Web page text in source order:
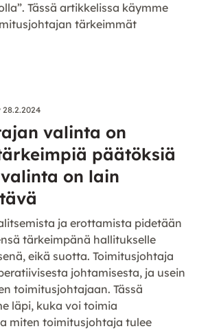
Tässä artikkelissa käymme
tärkeimmät
valinta on
päätöksiä
on lain
ja erottamista pidetään
tärkeimpänä hallitukselle
eikä suotta. Toimitusjohtaja
johtamisesta, ja usein
toimitusjohtajaan. Tässä
läpi, kuka voi toimia
miten toimitusjohtaja tulee